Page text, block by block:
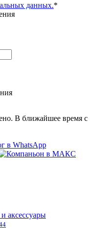
данных.*
В ближайшее время с
аксессуары